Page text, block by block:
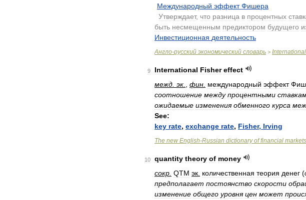
Международный эффект Фишера
Утверждает, что разница в процентных
быть несмещенным предиктором будущего
Инвестиционная деятельность
Англо-русский экономический словарь > International
9 International Fisher effect
межд эк фин международный эффект
соотношение между процентными
ожидаемые изменения обменного курса
See:
key rate, exchange rate, Fisher, Irving
The new English-Russian dictionary of financial markets
10 quantity theory of money
сокр QTM эк количественная теория денег (
предполагает постоянство скорости
изменение общего уровня цен может